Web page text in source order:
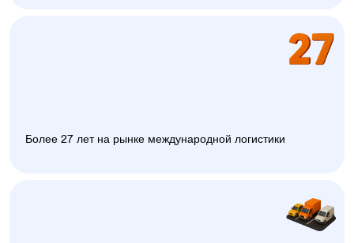
Более 27 лет на рынке международной логистики